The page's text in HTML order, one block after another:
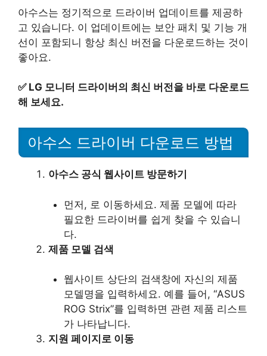
아수스는 정기적으로 드라이버 업데이트를 제공하
고 있습니다. 이 업데이트에는 보안 패치 및 기능 개
선이 포함되니 항상 최신 버전을 다운로드하는 것이
좋아요.
✅ LG 모니터 드라이버의 최신 버전을 바로 다운로드
해 보세요.
아수스 드라이버 다운로드 방법
아수스 공식 웹사이트 방문하기
먼저, 로 이동하세요. 제품 모델에 따라
필요한 드라이버를 쉽게 찾을 수 있습니
다.
제품 모델 검색
웹사이트 상단의 검색창에 자신의 제품
모델명을 입력하세요. 예를 들어, “ASUS
ROG Strix”를 입력하면 관련 제품 리스트
가 나타납니다.
지원 페이지로 이동